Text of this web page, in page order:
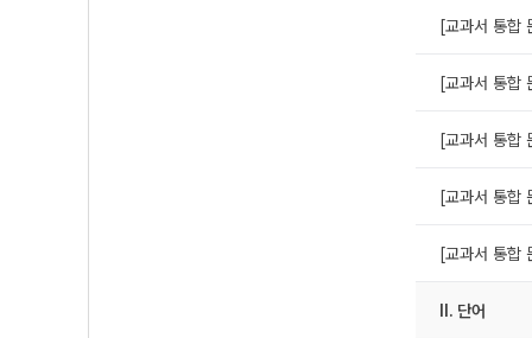
[교과서 통합
[교과서 통합
[교과서 통합
[교과서 통합
[교과서 통합
Ⅱ. 단어